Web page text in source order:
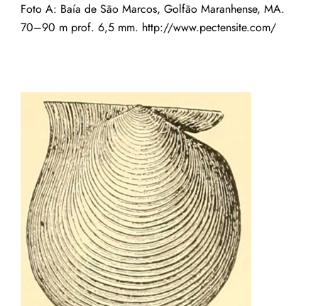
Foto A: Baía de São Marcos, Golfão Maranhense, MA.
70–90 m prof. 6,5 mm. http://www.pectensite.com/